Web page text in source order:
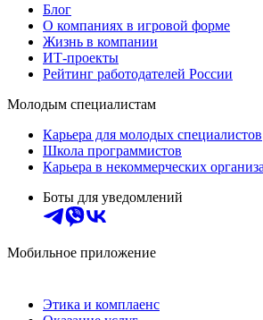
Блог
О компаниях в игровой форме
Жизнь в компании
ИТ-проекты
Рейтинг работодателей России
Молодым специалистам
Карьера для молодых специалистов
Школа программистов
Карьера в некоммерческих
Боты для уведомлений
Мобильное приложение
Этика и комплаенс